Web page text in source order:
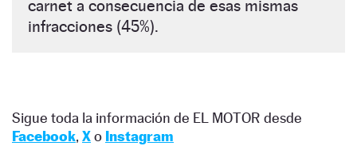
carnet a consecuencia de esas mismas
infracciones (45%).
Sigue toda la información de EL MOTOR desde
Facebook, Xo Instagram